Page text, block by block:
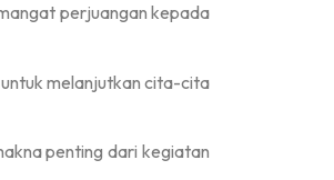
perjuangan kepada
melanjutkan cita-cita
penting dari kegiatan